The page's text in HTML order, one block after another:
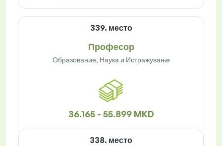
339. место
Професор
Образование, Наука и Истражување
36.165 - 55.899 MKD
338. место